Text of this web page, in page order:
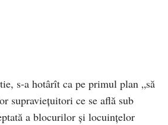
s-a hotârît ca pe primul plan „să
supravieţuitori ce se află sub
a blocurilor şi locuinţelor